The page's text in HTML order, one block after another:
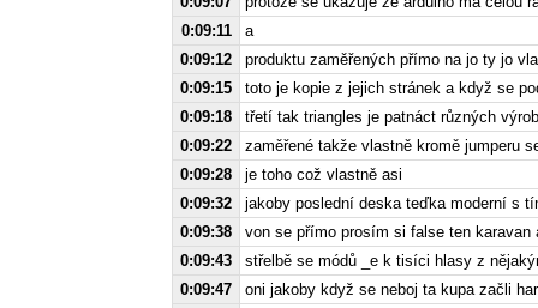
0:09:11
a
0:09:12
produktu zaměřených přímo na jo ty jo
0:09:15
toto je kopie z jejich stránek a když se
0:09:18
třetí tak triangles je patnáct různých
0:09:22
zaměřené takže vlastně kromě jumperu
0:09:28
je toho což vlastně asi
0:09:32
jakoby poslední deska teďka moderní s
0:09:38
von se přímo prosím si false ten
0:09:43
střelbě se módů _e k tisíci hlasy z
0:09:47
oni jakoby když se neboj ta kupa začli